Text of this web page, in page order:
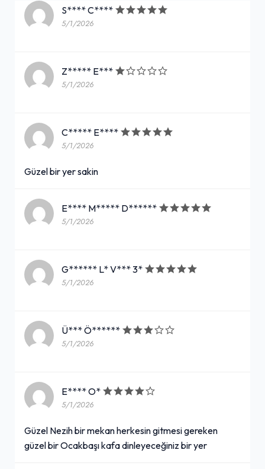
S**** C****
5/1/2026
Z***** E***
5/1/2026
C***** E****
5/1/2026
Güzel bir yer sakin
E**** M***** D******
5/1/2026
G****** L* V*** 3*
5/1/2026
Ü*** Ö******
5/1/2026
E**** O*
5/1/2026
Güzel Nezih bir mekan herkesin gitmesi gereken
güzel bir Ocakbaşı kafa dinleyeceğiniz bir yer